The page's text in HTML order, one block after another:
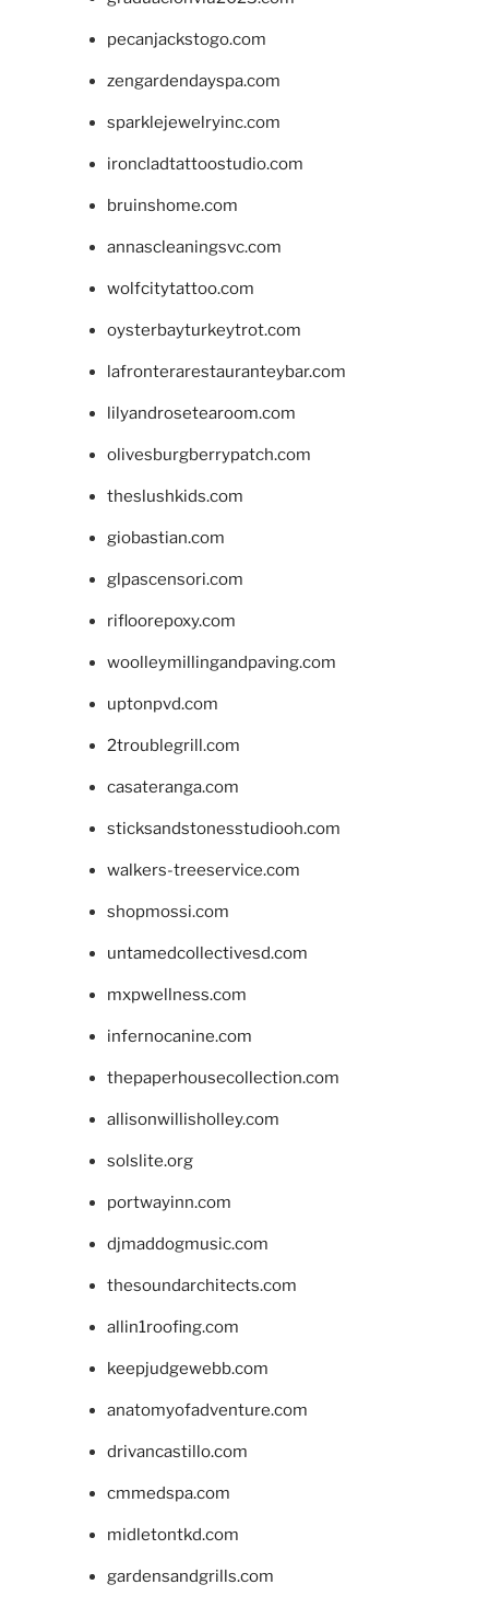
pecanjackstogo.com
zengardendayspa.com
sparklejewelryinc.com
ironcladtattoostudio.com
bruinshome.com
annascleaningsvc.com
wolfcitytattoo.com
oysterbayturkeytrot.com
lafronterarestauranteybar.com
lilyandrosetearoom.com
olivesburgberrypatch.com
theslushkids.com
giobastian.com
glpascensori.com
rifloorepoxy.com
woolleymillingandpaving.com
uptonpvd.com
2troublegrill.com
casateranga.com
sticksandstonesstudiooh.com
walkers-treeservice.com
shopmossi.com
untamedcollectivesd.com
mxpwellness.com
infernocanine.com
thepaperhousecollection.com
allisonwillisholley.com
solslite.org
portwayinn.com
djmaddogmusic.com
thesoundarchitects.com
allin1roofing.com
keepjudgewebb.com
anatomyofadventure.com
drivancastillo.com
cmmedspa.com
midletontkd.com
gardensandgrills.com